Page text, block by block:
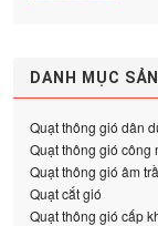
DANH MỤC
Quạt thông gió dân
Quạt thông gió công
Quạt thông gió âm
Quạt cắt gió
Quạt thông gió cấp